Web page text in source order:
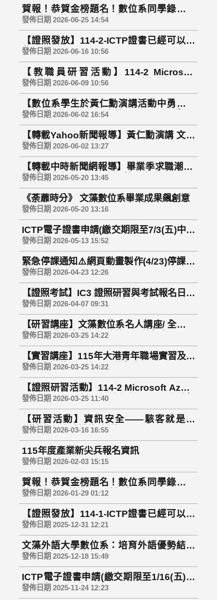
賀報！恭賀金榜題名！數位系同學錄取海
外交換，數位系全體師生同賀！
發佈日期 2026-06-25 14:54
【證照發放】114-2-ICTP證書已經可以下
載囉！！
發佈日期 2026-06-16 10:56
【教職員研習活動】114-2 Microsoft
Azure AI Fundamentals 國際認證研習及
考試報名｜即日起開放報名至115/6/29(一)
下午4點30分前
發佈日期 2026-06-09 10:56
【數位系學生於黃仁勳演講活動中勇奪兩
項大獎 抱回全場最大獎 RTX 5080！】
發佈日期 2026-06-02 16:54
【轉載Yahoo新聞報導】黃仁勳演講 文藻
校園直播場掀AI熱潮
發佈日期 2026-06-02 13:27
【轉載中時新聞網報導】畢業季求職潮 高
雄「大港實習」加碼留任獎勵金
發佈日期 2026-05-20 13:45
《荼蘼時分》 文藻數位系畢業成果飆創意
發佈日期 2026-05-20 13:16
ICTP電子證書申請(繳交期限至7/3(五)中午
前繳交，逾期不受理)
發佈日期 2026-05-13 15:52
緊急停課通知⚠️網頁動畫製作(4/23)停課一
次
發佈日期 2026-04-23 12:26
【證照考試】IC3 證照研習與考試報名日起
至4/17(五)中午12點開放報名
發佈日期 2026-04-07 09:31
【研習講座】文藻數位系名人講座/ 全程參
與者可獲得技能實習時數！開放報名囉!!
發佈日期 2026-03-25 14:22
【實習講座】115年大港青年職場實習及接
軌計畫招募說明會！開放報名囉!!
發佈日期 2026-03-25 14:22
【證照研習活動】114-2 Microsoft Azure
AI Fundamentals 國際認證研習及考試報
名｜即日起開放報名至115/4/9(四)下午5點
整
發佈日期 2026-03-25 11:40
【研習活動】資訊安全——駭客就是你
（核發 6 小時技能時數）
發佈日期 2026-03-16 16:55
115年度產業新尖兵報名資訊
發佈日期 2026-02-03 15:15
賀報！恭賀金榜題名！數位系同學錄取海
外研究所，數位系全體師生同賀！
發佈日期 2026-01-29 01:12
【證照發放】114-1-ICTP證書已經可以下
載囉！！
發佈日期 2025-12-31 12:21
文藻外語大學數位系：培育外語優勢結合
數位技術的跨域專才
發佈日期 2025-12-18 15:49
ICTP電子證書申請(繳交期限至1/16(五)中
午前繳交，逾期不受理)
發佈日期 2025-11-24 12:23